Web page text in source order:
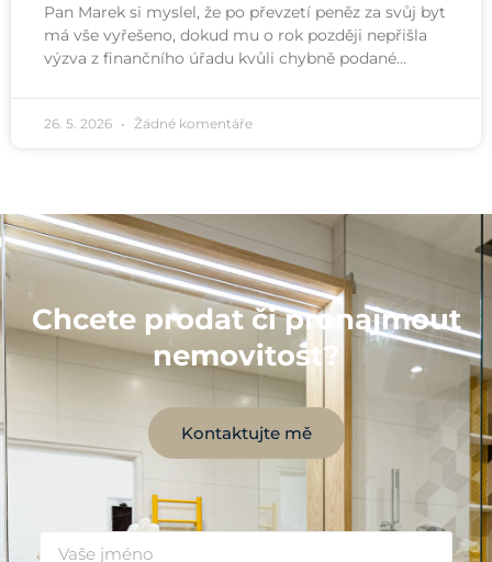
Pan Marek si myslel, že po převzetí peněz za svůj byt
má vše vyřešeno, dokud mu o rok později nepřišla
výzva z finančního úřadu kvůli chybně podané…
26. 5. 2026 Žádné komentáře
Chcete prodat či pronajmout
nemovitost?
Kontaktujte mě